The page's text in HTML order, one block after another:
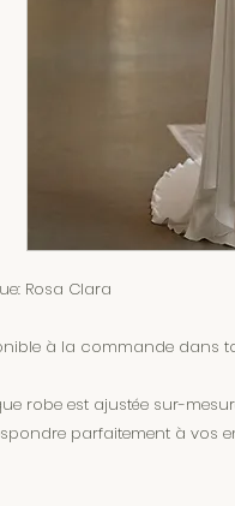
Rosa Clara
à la commande dans
robe est ajustée sur-
parfaitement à vos